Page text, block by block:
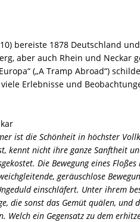
bereiste 1878 Deutschland
aber auch Rhein und Neckar
(„A Tramp Abroad“)
Erlebnisse und
ist die Schönheit in höchster
kennt nicht ihre ganze Sanftheit
Die Bewegung eines
geräuschlose
einschläfert. Unter ihrem
die sonst das Gemüt quälen, und
Welch ein Gegensatz zu dem